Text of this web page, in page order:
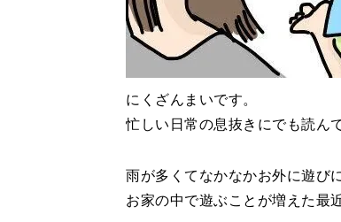
にくざんまいです。
忙しい日常の息抜きにでも読ん
雨が多くてなかなかお外に遊び
お家の中で遊ぶことが増えた最